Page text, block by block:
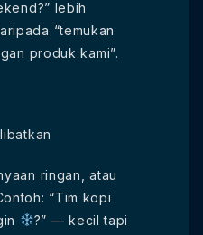
lebih
“temukan
produk kami”.
ringan, atau
“Tim kopi
?” — kecil tapi